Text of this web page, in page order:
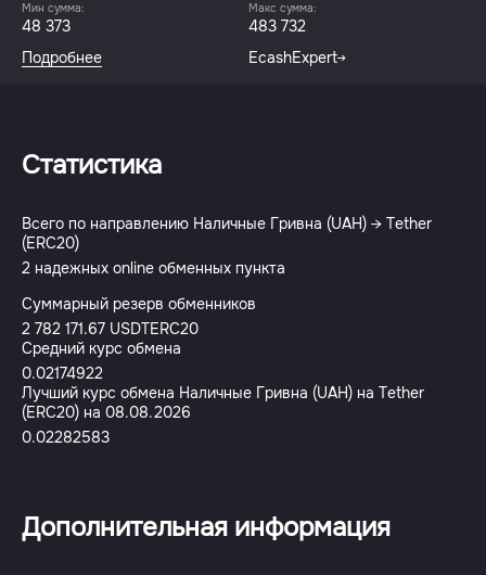
Мин сумма:
48 373
Макс сумма:
483 732
Подробнее
EcashExpert
Статистика
Всего по направлению Наличные Гривна (UAH) → Tether
(ERC20)
2 надежных online обменных пункта
Суммарный резерв обменников
2 782 171.67 USDTERC20
Средний курс обмена
0.02174922
Лучший курс обмена Наличные Гривна (UAH) на Tether
(ERC20) на 08.08.2026
0.02282583
Дополнительная информация